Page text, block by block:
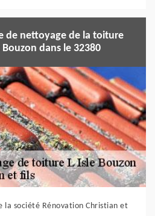
de nettoyage de la toiture
dans le 32380
la société Rénovation Christian et